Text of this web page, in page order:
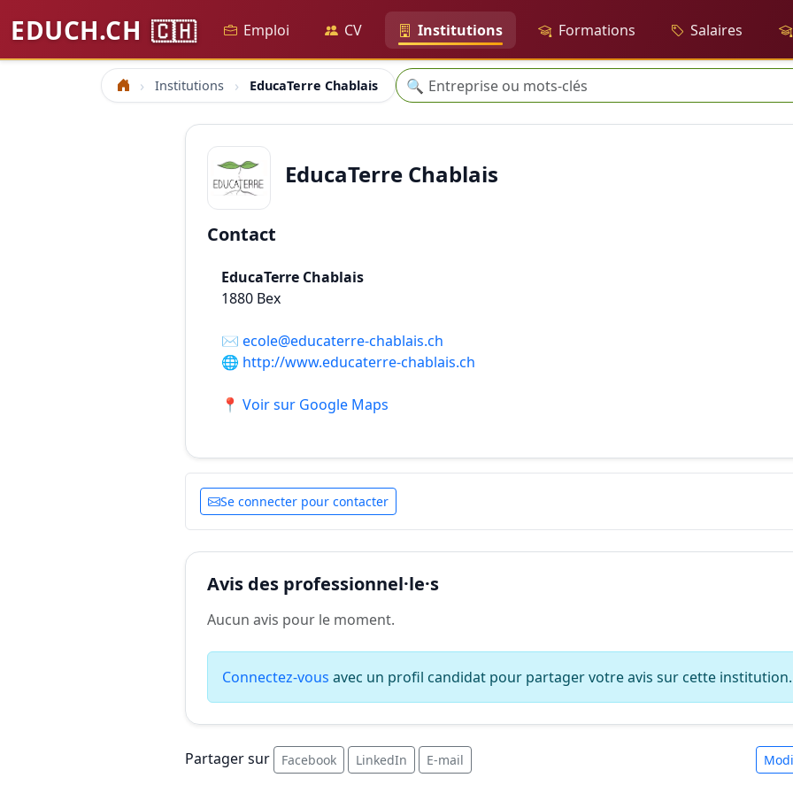
EDUCH.CH 🇨🇭 Emploi CV Institutions Formations Salaires
Accueil Institutions EducaTerre Chablais Recherche
🔍
EducaTerre Chablais
Contact
EducaTerre Chablais
1880 Bex
✉️ ecole@educaterre-chablais.ch
🌐 http://www.educaterre-chablais.ch
📍 Voir sur Google Maps
Se connecter pour contacter
Avis des professionnel·le·s
Aucun avis pour le moment.
Connectez-vous avec un profil candidat pour partager votre avis sur cette institution.
Partager sur Facebook LinkedIn E-mail